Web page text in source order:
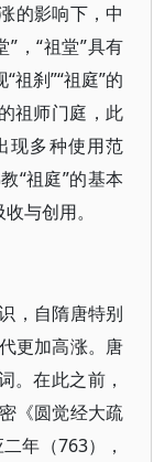
的影响下，中
，“祖堂”具有
祖刹”“祖庭”的
祖师门庭，此
现多种使用范
“祖庭”的基本
与创用。
，自隋唐特别
更加高涨。唐
。在此之前，
《圆觉经大疏
年（763），